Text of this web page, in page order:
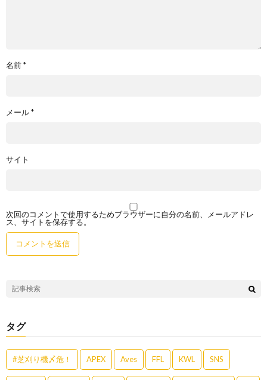
名前*
メール*
サイト
次回のコメントで使用するためブラウザーに自分の名前、メールアドレ
ス、サイトを保存する。
タグ
#芝刈り機〆危！ APEX Aves FFL KWL SNS